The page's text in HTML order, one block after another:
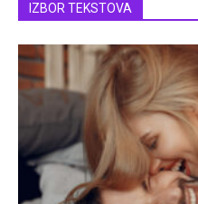
IZBOR TEKSTOVA